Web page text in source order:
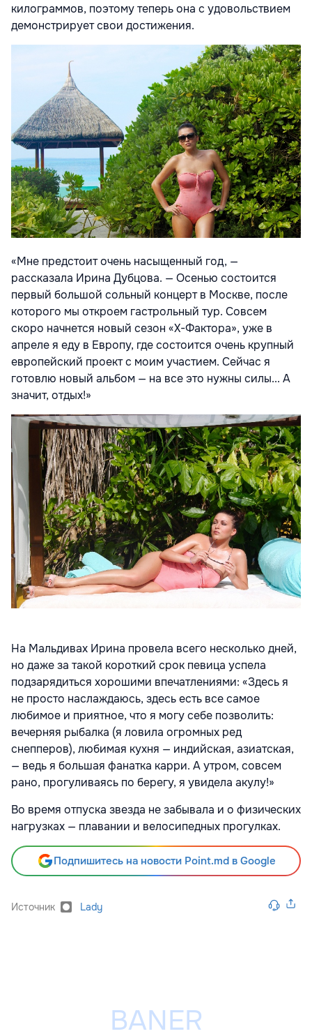
килограммов, поэтому теперь она с удовольствием
демонстрирует свои достижения.
«Мне предстоит очень насыщенный год, —
рассказала Ирина Дубцова. — Осенью состоится
первый большой сольный концерт в Москве, после
которого мы откроем гастрольный тур. Совсем
скоро начнется новый сезон «Х-Фактора», уже в
апреле я еду в Европу, где состоится очень крупный
европейский проект с моим участием. Сейчас я
готовлю новый альбом — на все это нужны силы... А
значит, отдых!»
На Мальдивах Ирина провела всего несколько дней,
но даже за такой короткий срок певица успела
подзарядиться хорошими впечатлениями: «Здесь я
не просто наслаждаюсь, здесь есть все самое
любимое и приятное, что я могу себе позволить:
вечерняя рыбалка (я ловила огромных ред
снепперов), любимая кухня — индийская, азиатская,
— ведь я большая фанатка карри. А утром, совсем
рано, прогуливаясь по берегу, я увидела акулу!»
Во время отпуска звезда не забывала и о физических
нагрузках — плавании и велосипедных прогулках.
Подпишитесь на новости Point.md в Google
Источник Lady